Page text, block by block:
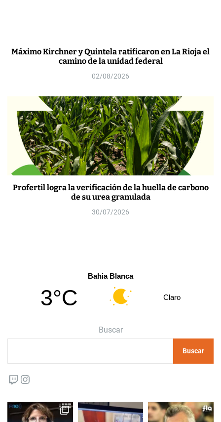
Máximo Kirchner y Quintela ratificaron en La Rioja el
camino de la unidad federal
02/08/2026
Profertil logra la verificación de la huella de carbono
de su urea granulada
30/07/2026
Bahia Blanca
3°C Claro
Buscar
Buscar
Twitch